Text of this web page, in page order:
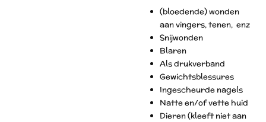
(bloedende) wonden
aan vingers, tenen, enz
Snijwonden
Blaren
Als drukverband
Gewichtsblessures
Ingescheurde nagels
Natte en/of vette huid
Dieren (kleeft niet aan